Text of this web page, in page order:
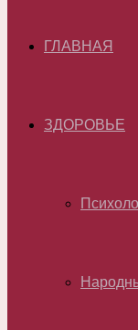
ГЛАВНАЯ
ЗДОРОВЬЕ